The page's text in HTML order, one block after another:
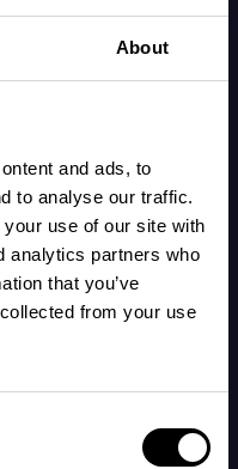
About
and ads, to
to analyse our traffic.
use of our site with
analytics partners who
that you’ve
from your use